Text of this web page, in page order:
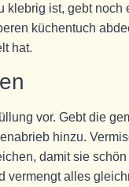
klebrig ist, gebt
küchentuch
hat.
vor. Gebt die
hinzu.
damit sie
vermengt alles